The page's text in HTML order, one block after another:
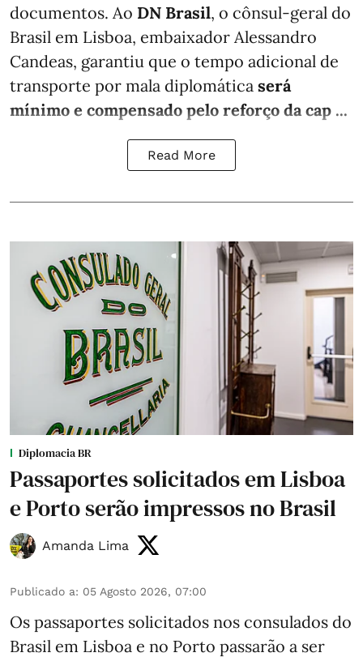
documentos. Ao DN Brasil, o cônsul-geral do
Brasil em Lisboa, embaixador Alessandro
Candeas, garantiu que o tempo adicional de
transporte por mala diplomática será
mínimo e compensado pelo reforço da cap ...
Read More
Diplomacia BR
Passaportes solicitados em Lisboa
e Porto serão impressos no Brasil
Amanda Lima
Publicado a: 05 Agosto 2026, 07:00
Os passaportes solicitados nos consulados do
Brasil em Lisboa e no Porto passarão a ser